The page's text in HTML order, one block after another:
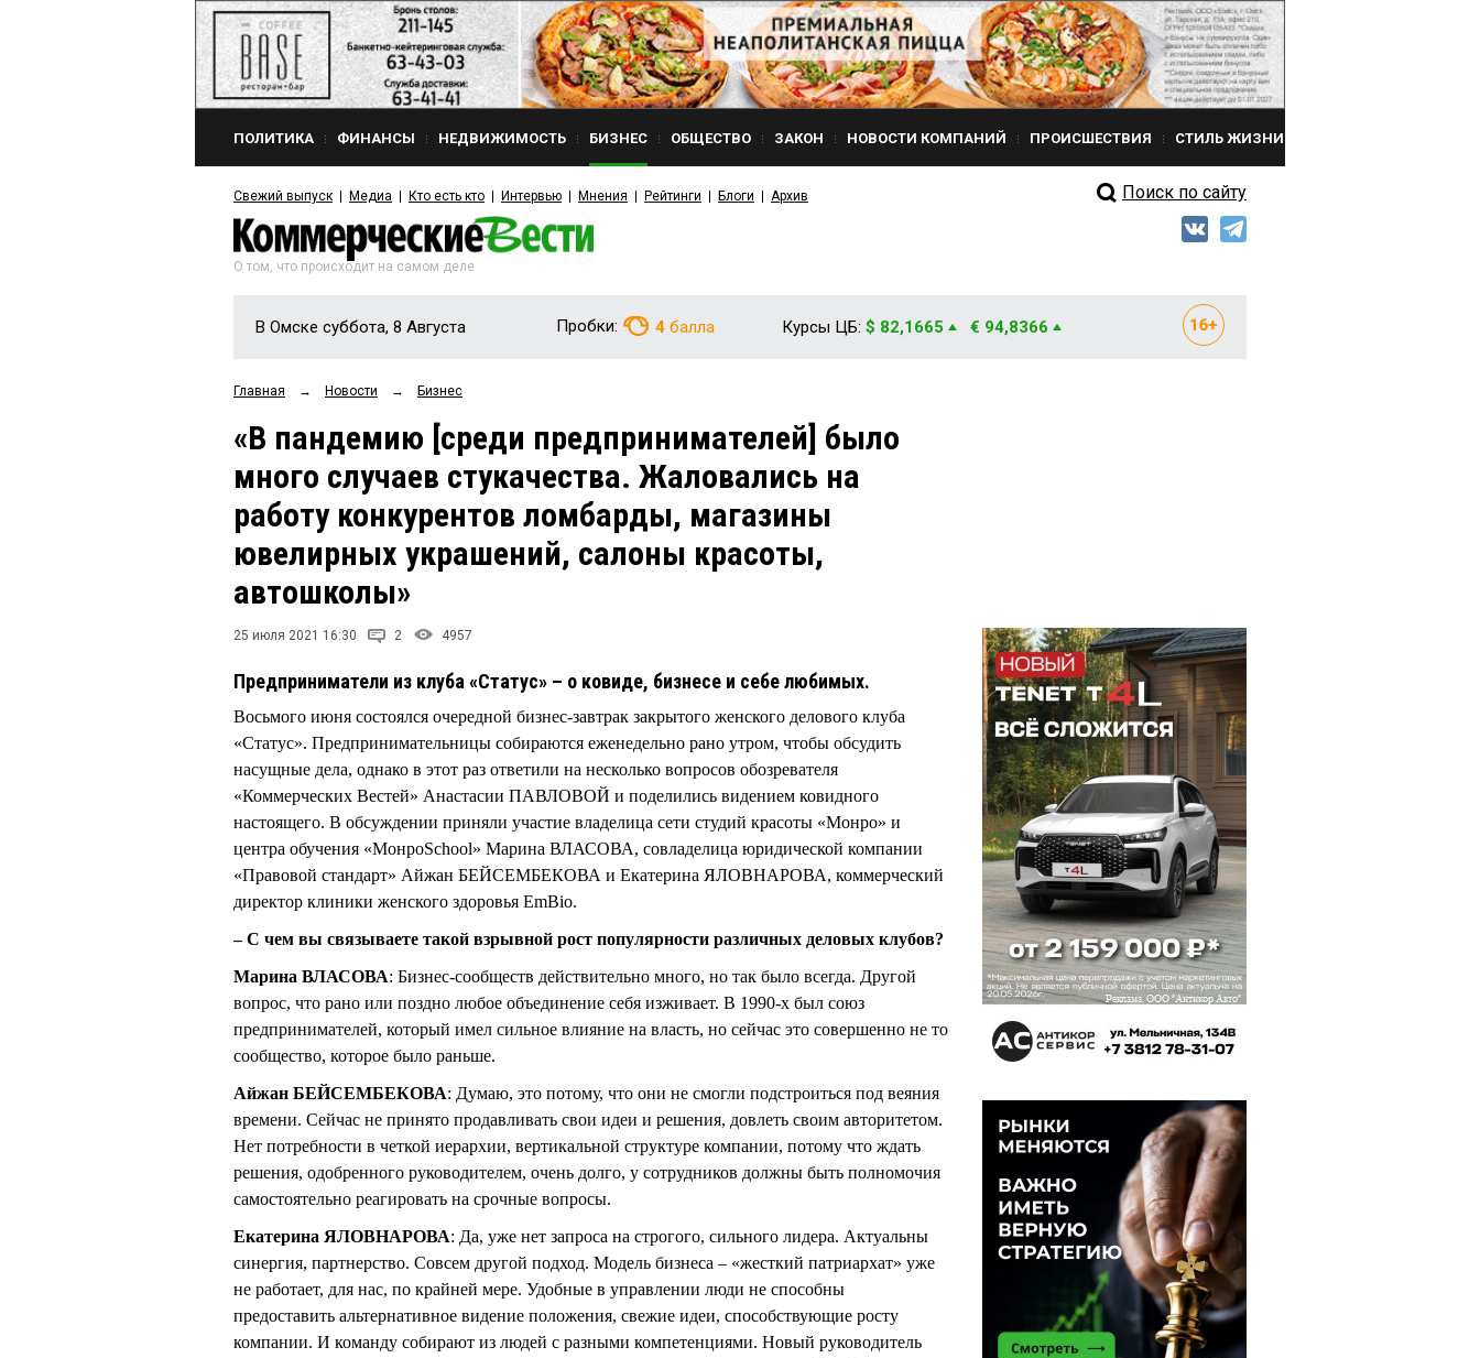
ПОЛИТИКА ФИНАНСЫ НЕДВИЖИМОСТЬ БИЗНЕС ОБЩЕСТВО ЗАКОН НОВОСТИ КОМПАНИЙ ПРОИСШЕСТВИЯ СТИЛЬ ЖИЗНИ
Свежий выпуск Медиа Кто есть кто Интервью Мнения Рейтинги Блоги Архив Поиск по сайту
О том, что происходит на самом деле
В Омске суббота, 8 Августа Пробки: 4 балла Курсы ЦБ: $ 82,1665 € 94,8366
Главная → Новости → Бизнес
«В пандемию [среди предпринимателей] было
много случаев стукачества. Жаловались на
работу конкурентов ломбарды, магазины
ювелирных украшений, салоны красоты,
автошколы»
25 июля 2021 16:30 2 4957
Предприниматели из клуба «Статус» – о ковиде, бизнесе и себе любимых.
Восьмого июня состоялся очередной бизнес-завтрак закрытого женского делового клуба
«Статус». Предпринимательницы собираются еженедельно рано утром, чтобы обсудить
насущные дела, однако в этот раз ответили на несколько вопросов обозревателя
«Коммерческих Вестей» Анастасии ПАВЛОВОЙ и поделились видением ковидного
настоящего. В обсуждении приняли участие владелица сети студий красоты «Монро» и
центра обучения «МонроSchool» Марина ВЛАСОВА, совладелица юридической компании
«Правовой стандарт» Айжан БЕЙСЕМБЕКОВА и Екатерина ЯЛОВНАРОВА, коммерческий
директор клиники женского здоровья EmBio.
– С чем вы связываете такой взрывной рост популярности различных деловых клубов?
Марина ВЛАСОВА: Бизнес-сообществ действительно много, но так было всегда. Другой
вопрос, что рано или поздно любое объединение себя изживает. В 1990-х был союз
предпринимателей, который имел сильное влияние на власть, но сейчас это совершенно не то
сообщество, которое было раньше.
Айжан БЕЙСЕМБЕКОВА: Думаю, это потому, что они не смогли подстроиться под веяния
времени. Сейчас не принято продавливать свои идеи и решения, довлеть своим авторитетом.
Нет потребности в четкой иерархии, вертикальной структуре компании, потому что ждать
решения, одобренного руководителем, очень долго, у сотрудников должны быть полномочия
самостоятельно реагировать на срочные вопросы.
Екатерина ЯЛОВНАРОВА: Да, уже нет запроса на строгого, сильного лидера. Актуальны
синергия, партнерство. Совсем другой подход. Модель бизнеса – «жесткий патриархат» уже
не работает, для нас, по крайней мере. Удобные в управлении люди не способны
предоставить альтернативное видение положения, свежие идеи, способствующие росту
компании. И команду собирают из людей с разными компетенциями. Новый руководитель